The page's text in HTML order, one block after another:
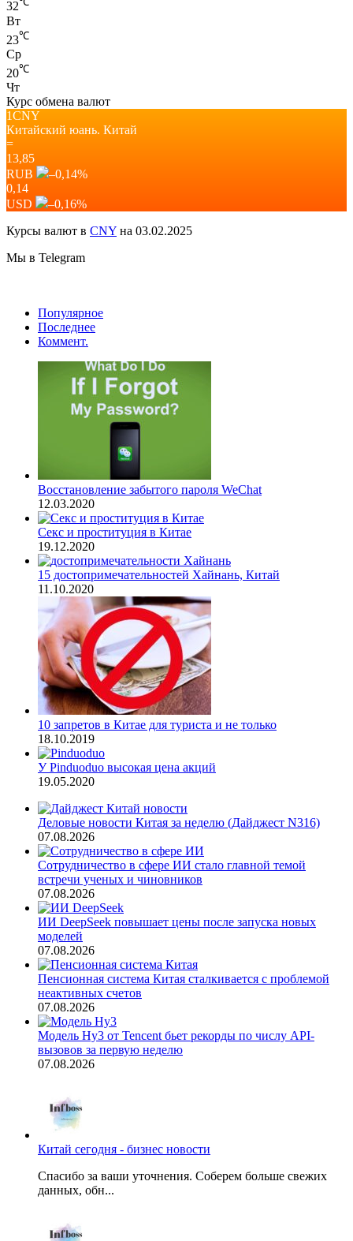
32
Вт
23℃
Ср
20℃
Чт
Курс обмена валют
1CNY
Китайский юань. Китай
=
13,85
RUB
–0,14%
0,14
USD
–0,16%
Курсы валют в CNY на 03.02.2025
Мы в Telegram
Популярное
Последнее
Коммент.
Восстановление забытого пароля WeChat
12.03.2020
Секс и проституция в Китае
19.12.2020
15 достопримечательностей Хайнань, Китай
11.10.2020
10 запретов в Китае для туриста и не только
18.10.2019
У Pinduoduo высокая цена акций
19.05.2020
Деловые новости Китая за неделю (Дайджест N316)
07.08.2026
Сотрудничество в сфере ИИ стало главной темой
встречи ученых и чиновников
07.08.2026
ИИ DeepSeek повышает цены после запуска новых
моделей
07.08.2026
Пенсионная система Китая сталкивается с проблемой
неактивных счетов
07.08.2026
Модель Hy3 от Tencent бьет рекорды по числу API-
вызовов за первую неделю
07.08.2026
Китай сегодня - бизнес новости
Спасибо за ваши уточнения. Соберем больше свежих
данных, обн...